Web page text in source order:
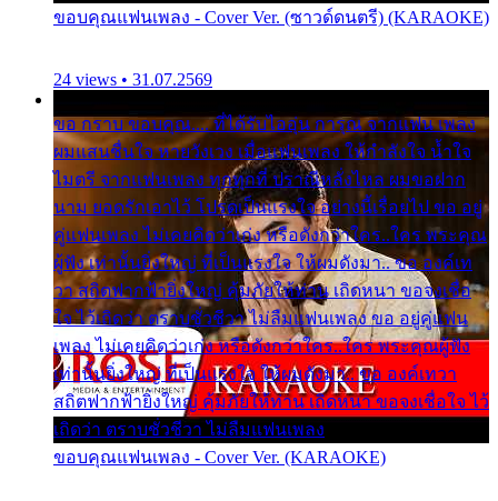
ขอบคุณแฟนเพลง - Cover Ver. (ซาวด์ดนตรี) (KARAOKE)
24 views • 31.07.2569
ขอ กราบ ขอบคุณ.... ที่ได้รับไออุ่น การุณ จากแฟน เพลง
ผมแสนชื่นใจ หายวังเวง เมื่อแฟนเพลง ให้กำลังใจ น้ำใจ
ไมตรี จากแฟนเพลง ทุกทุกที่ ปราณีหลั่งไหล ผมขอฝาก
นาม ยอดรักเอาไว้ โปรดเป็นแรงใจ อย่างนี้เรื่อยไป ขอ อยู่
คู่แฟนเพลง ไม่เคยคิดว่าเก่ง หรือดังกว่าใคร..ใคร พระคุณ
ผู้ฟัง เท่านั้นยิ่งใหญ่ ที่เป็นแรงใจ ให้ผมดังมา.. ขอ องค์เท
วา สถิตฟากฟ้ายิ่งใหญ่ คุ้มภัยให้ท่าน เถิดหนา ขอจงเชื่อ
ใจ ไว้เถิดว่า ตราบชั่วชีวา ไม่ลืมแฟนเพลง ขอ อยู่คู่แฟน
เพลง ไม่เคยคิดว่าเก่ง หรือดังกว่าใคร..ใคร พระคุณผู้ฟัง
เท่านั้นยิ่งใหญ่ ที่เป็นแรงใจ ให้ผมดังมา.. ขอ องค์เทวา
สถิตฟากฟ้ายิ่งใหญ่ คุ้มภัยให้ท่าน เถิดหนา ขอจงเชื่อใจ ไว้
เถิดว่า ตราบชั่วชีวา ไม่ลืมแฟนเพลง
ขอบคุณแฟนเพลง - Cover Ver. (KARAOKE)